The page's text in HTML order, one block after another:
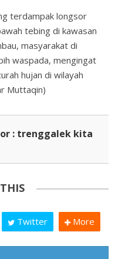
terdampak longsor
tebing di kawasan
masyarakat di
waspada, mengingat
hujan di wilayah
Muttaqin)
: trenggalek kita
Twitter More